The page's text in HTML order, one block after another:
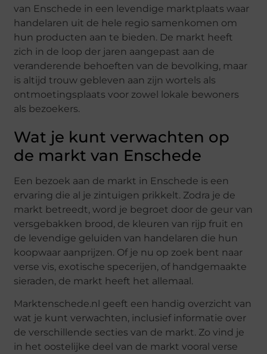
van Enschede in een levendige marktplaats waar
handelaren uit de hele regio samenkomen om
hun producten aan te bieden. De markt heeft
zich in de loop der jaren aangepast aan de
veranderende behoeften van de bevolking, maar
is altijd trouw gebleven aan zijn wortels als
ontmoetingsplaats voor zowel lokale bewoners
als bezoekers.
Wat je kunt verwachten op
de markt van Enschede
Een bezoek aan de markt in Enschede is een
ervaring die al je zintuigen prikkelt. Zodra je de
markt betreedt, word je begroet door de geur van
versgebakken brood, de kleuren van rijp fruit en
de levendige geluiden van handelaren die hun
koopwaar aanprijzen. Of je nu op zoek bent naar
verse vis, exotische specerijen, of handgemaakte
sieraden, de markt heeft het allemaal.
Marktenschede.nl geeft een handig overzicht van
wat je kunt verwachten, inclusief informatie over
de verschillende secties van de markt. Zo vind je
in het oostelijke deel van de markt vooral verse